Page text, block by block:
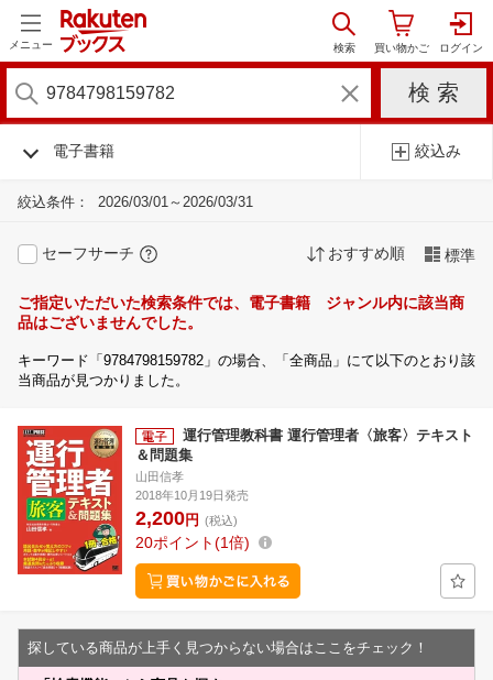
メニュー
電子書籍 絞込み
絞込条件： 2026/03/01～2026/03/31
セーフサーチ おすすめ順 標準
ご指定いただいた検索条件では、電子書籍 ジャンル内に該当商
品はございませんでした。
キーワード「9784798159782」の場合、「全商品」にて以下のとおり該
当商品が見つかりました。
運行管理教科書 運行管理者〈旅客〉テキスト
＆問題集
山田信孝
2018年10月19日発売
2,200円 (税込)
20ポイント 1倍
探している商品が上手く見つからない場合はここをチェック！